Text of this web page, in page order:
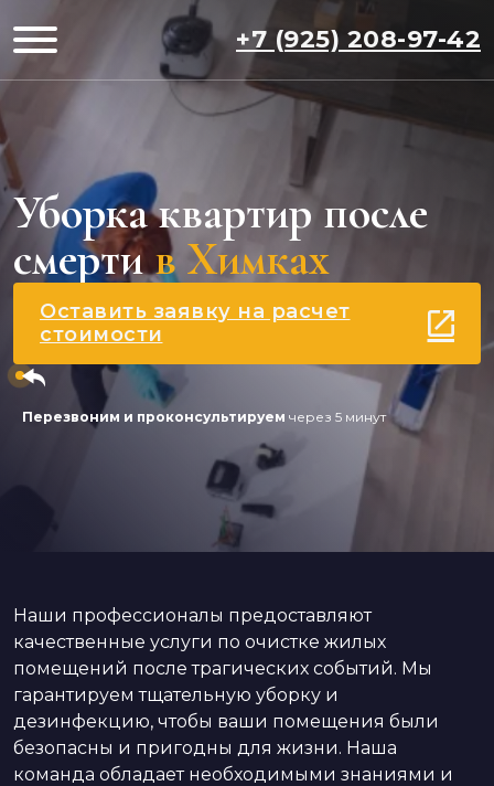
+7 (925) 208-97-42
Уборка квартир после
смертив Химках
Оставить заявку на расчет
стоимости
Перезвоним и проконсультируем через 5 минут
Наши профессионалы предоставляют
качественные услуги по очистке жилых
помещений после трагических событий. Мы
гарантируем тщательную уборку и
дезинфекцию, чтобы ваши помещения были
безопасны и пригодны для жизни. Наша
команда обладает необходимыми знаниями и